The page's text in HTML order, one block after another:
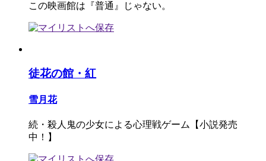
この映画館は『普通』じゃない。
徒花の館・紅
雪月花
続・殺人鬼の少女による心理戦ゲーム【小説発売
中！】